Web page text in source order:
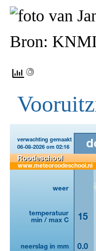
Bron: